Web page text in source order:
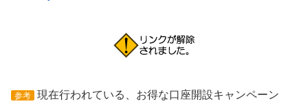
参考
現在行われている、お得な口座開設キャンペーン